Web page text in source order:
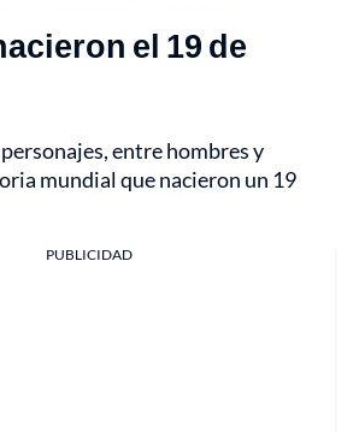
el 19 de
entre hombres y
mundial que nacieron un 19
PUBLICIDAD